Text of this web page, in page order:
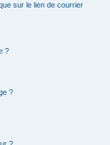
sur le lien de courrier
?
?